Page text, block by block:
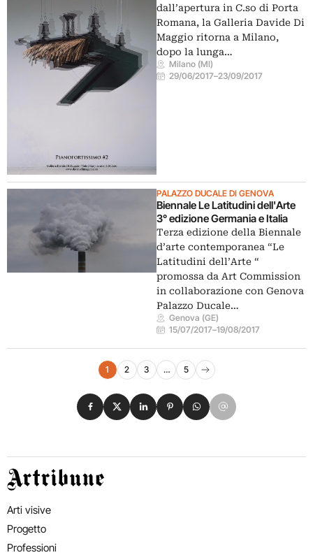
dall’apertura in C.so di Porta
Romana, la Galleria Davide Di
Maggio ritorna a Milano,
dopo la lunga…
Milano (MI)
29/06/2017–23/09/2017
PALAZZO DUCALE DI GENOVA
Biennale Le Latitudini dell'Arte
3° edizione Germania e Italia
Terza edizione della Biennale
d’arte contemporanea “Le
Latitudini dell’Arte “
promossa da Art Commission
in collaborazione con Genova
Palazzo Ducale…
Genova (GE)
15/07/2017–19/08/2017
Navigazione eventi
1 2 3 … 5
Pagina successiva
Condividi su Facebook
Condividi su X
Condividi su LinkedIn
Condividi su Pinterest
Condividi su WhatsApp
Condividi su Email
Artribune
Arti visive
Progetto
Professioni